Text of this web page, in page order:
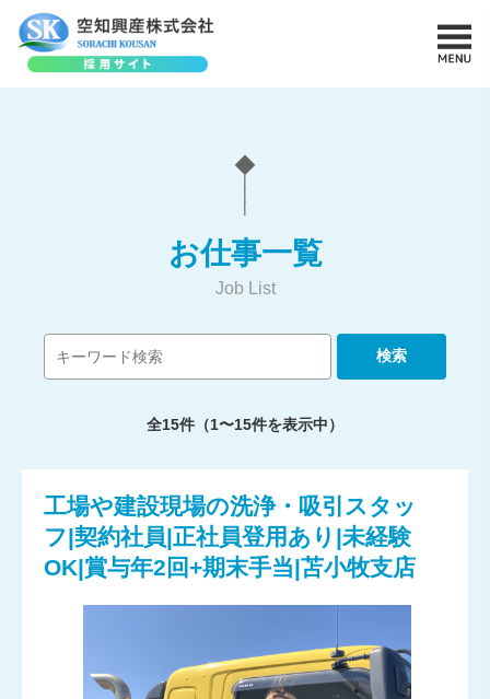
◆
|
|
|
お仕事一覧
Job List
全15件（1〜15件を表示中）
工場や建設現場の洗浄・吸引スタッ
フ|契約社員|正社員登用あり|未経験
OK|賞与年2回+期末手当|苫小牧支店